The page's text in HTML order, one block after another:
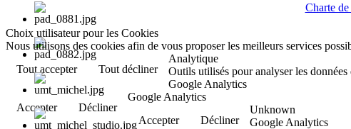
Charte
Choix utilisateur pour les Cookies
Nous utilisons des cookies afin de vous proposer les meilleurs services
Tout accepter
Tout décliner
Analytique
Outils utilisés pour analyser les
Google Analytics
Accepter
Décliner
Google Analytics
Accepter
Décliner
Unknown
Google Analytics